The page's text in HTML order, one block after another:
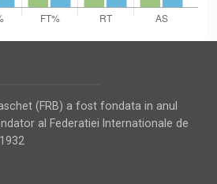
(FRB) a fost fondata in anul
al Federatiei Internationale de